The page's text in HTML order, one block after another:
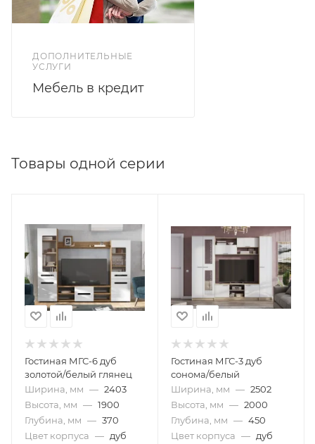
ДОПОЛНИТЕЛЬНЫЕ
УСЛУГИ
Мебель в кредит
Товары одной серии
Гостиная МГС-6 дуб
золотой/белый глянец
Ширина, мм — 2403
Высота, мм — 1900
Глубина, мм — 370
Цвет корпуса — дуб
Гостиная МГС-3 дуб
сонома/белый
Ширина, мм — 2502
Высота, мм — 2000
Глубина, мм — 450
Цвет корпуса — дуб